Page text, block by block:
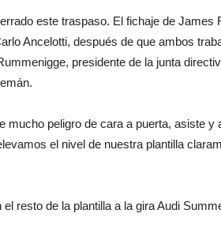
este traspaso. El fichaje de James
Ancelotti, después de que ambos
presidente de la junta
mucho peligro de cara a puerta, asiste y
el nivel de nuestra plantilla
resto de la plantilla a la gira Audi